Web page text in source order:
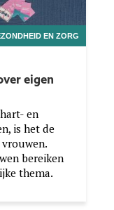
EN ZORG
eigen
en
is het de
bereiken
thema.